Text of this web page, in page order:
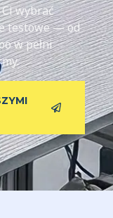
wybrać
testowe — od
w pełni